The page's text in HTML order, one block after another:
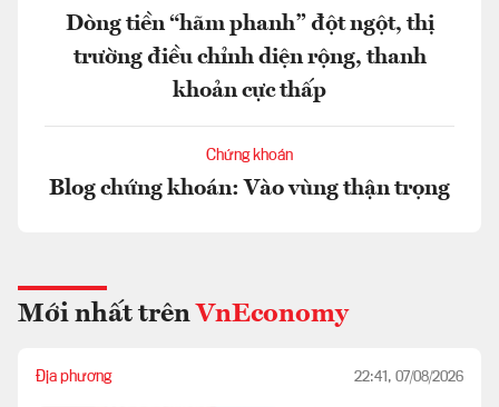
Dòng tiền “hãm phanh” đột ngột, thị
trường điều chỉnh diện rộng, thanh
khoản cực thấp
Chứng khoán
Blog chứng khoán: Vào vùng thận trọng
Mới nhất trên VnEconomy
Địa phương 22:41, 07/08/2026